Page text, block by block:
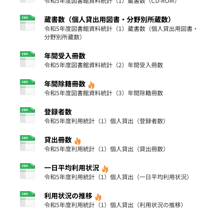
蔵書数（個人貸出用図書・分野別所蔵数）
令和5年度図書館資料統計（1）蔵書数（個人貸出用図書・
分野別所蔵数）
年間受入冊数
令和5年度図書館資料統計（2）年間受入冊数
年間除籍冊数
令和5年度図書館資料統計（3）年間除籍冊数
登録者数
令和5年度利用統計（1）個人貸出（登録者数）
貸出冊数
令和5年度利用統計（1）個人貸出（貸出冊数）
一日平均利用状況
令和5年度利用統計（1）個人貸出（一日平均利用状況）
利用状況の推移
令和5年度利用統計（1）個人貸出（利用状況の推移）